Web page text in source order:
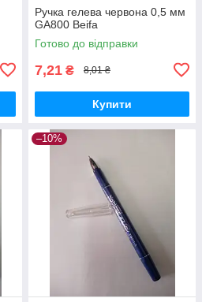
Ручка гелева червона 0,5 мм
GA800 Beifa
Готово до відправки
7,21 ₴ 8,01 ₴
Купити
–10%